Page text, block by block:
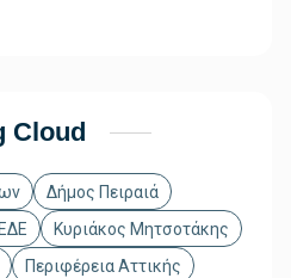
Cloud
Δήμος Πειραιά
Κυριάκος Μητσοτάκης
Περιφέρεια Αττικής